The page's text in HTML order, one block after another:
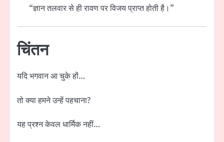
“ज्ञान तलवार से ही रावण पर विजय प्राप्त होती है।”
चिंतन
यदि भगवान आ चुके हों…
तो क्या हमने उन्हें पहचाना?
यह प्रश्न केवल धार्मिक नहीं…